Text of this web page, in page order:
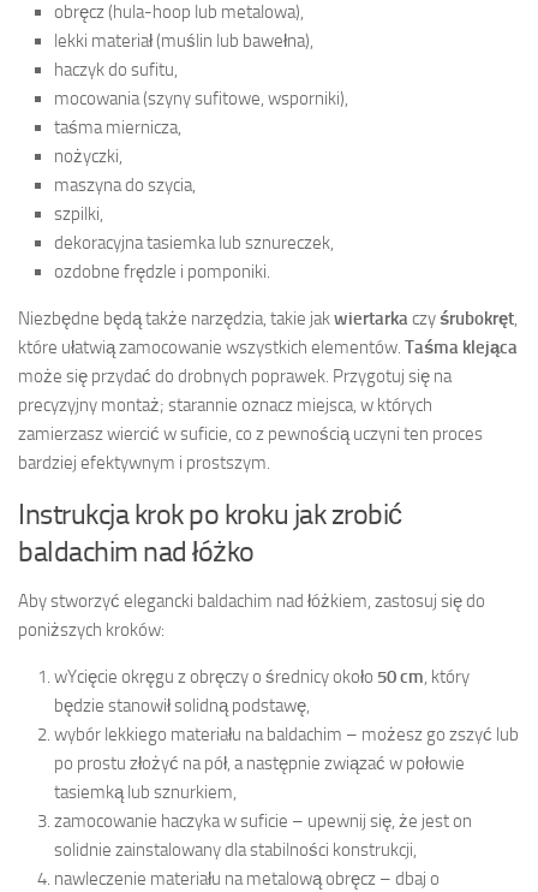
obręcz (hula-hoop lub metalowa),
lekki materiał (muślin lub bawełna),
haczyk do sufitu,
mocowania (szyny sufitowe, wsporniki),
taśma miernicza,
nożyczki,
maszyna do szycia,
szpilki,
dekoracyjna tasiemka lub sznureczek,
ozdobne frędzle i pomponiki.
Niezbędne będą także narzędzia, takie jakwiertarkaczyśrubokręt,
które ułatwią zamocowanie wszystkich elementów. Taśma klejąca
może się przydać do drobnych poprawek. Przygotuj się na
precyzyjny montaż; starannie oznacz miejsca, w których
zamierzasz wiercić w suficie, co z pewnością uczyni ten proces
bardziej efektywnym i prostszym.
Instrukcja krok po kroku jak zrobić
baldachim nad łóżko
Aby stworzyć elegancki baldachim nad łóżkiem, zastosuj się do
poniższych kroków:
wYcięcie okręgu z obręczy o średnicy około 50 cm, który
będzie stanowił solidną podstawę,
wybór lekkiego materiału na baldachim – możesz go zszyć lub
po prostu złożyć na pół, a następnie związać w połowie
tasiemką lub sznurkiem,
zamocowanie haczyka w suficie – upewnij się, że jest on
solidnie zainstalowany dla stabilności konstrukcji,
nawleczenie materiału na metalową obręcz – dbaj o